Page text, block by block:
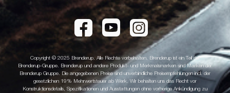
Copyright © 2025 Brenderup. Alle Rechte vorbehalten. Brenderup ist ein Teil der
Brenderup-Gruppe. Brenderup und andere Produkt- und Merkmalsmarken sind Marken der
Brenderup Gruppe. Die angegebenen Preise sind unverbindliche Preisempfehlungen incl. der
gesetzlichen 19% Mehrwertsteuer ab Werk. Wir behalten uns das Recht vor
Konstruktionsdetails, Spezifikationen und Ausstattungen ohne vorherige Ankündigung zu